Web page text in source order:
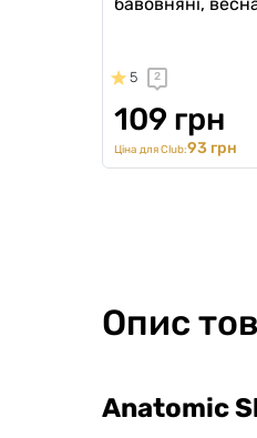
5 2
109 грн
Ціна для Club:93 грн
Опис
Anatomic